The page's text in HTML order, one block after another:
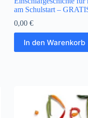
am Schulstart –
0,00€
In den Warenkorb